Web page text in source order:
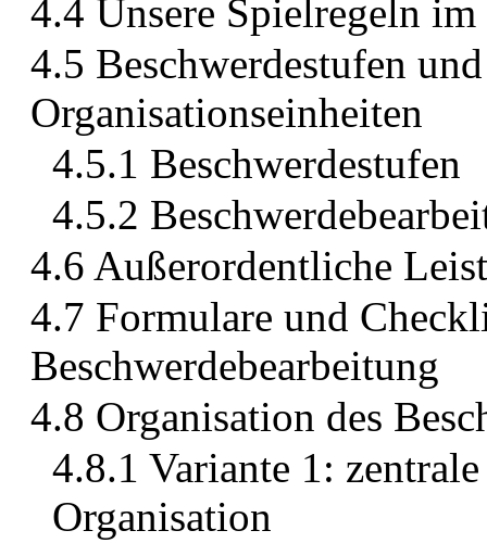
4.4 Unsere Spielregeln
4.5 Beschwerdestufen
Organisationseinheiten
4.5.1 Beschwerdestufen
4.5.2
4.6 Außerordentliche
4.7 Formulare und
Beschwerdebearbeitung
4.8 Organisation des
4.8.1 Variante 1:
Organisation